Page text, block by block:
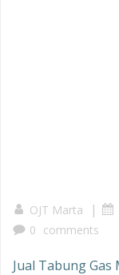
OJT Marta |
0 comments
Jual Tabung Gas